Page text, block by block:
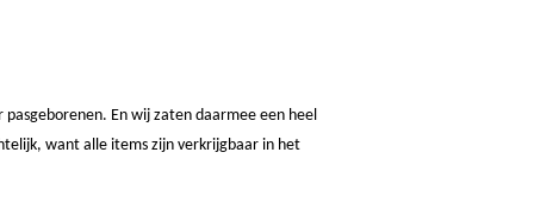
En wij zaten daarmee een heel
want alle items zijn verkrijgbaar in het